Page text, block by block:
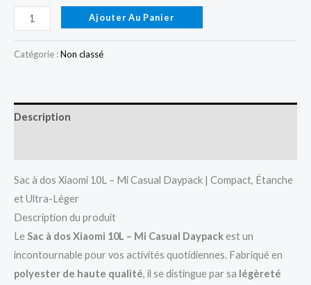
Ajouter Au Panier
Catégorie :Non classé
Description
Sac à dos Xiaomi 10L – Mi Casual Daypack | Compact, Étanche
et Ultra-Léger
Description du produit
LeSac à dos Xiaomi 10L – Mi Casual Daypackest un
incontournable pour vos activités quotidiennes. Fabriqué en
polyester de haute qualité, il se distingue par sa légèreté